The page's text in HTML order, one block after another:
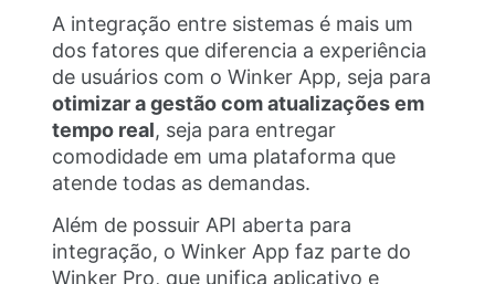
A integração entre sistemas é mais um
dos fatores que diferencia a experiência
de usuários com o Winker App, seja para
otimizar a gestão com atualizações em
tempo real, seja para entregar
comodidade em uma plataforma que
atende todas as demandas.
Além de possuir API aberta para
integração, o Winker App faz parte do
Winker Pro, que unifica aplicativo e